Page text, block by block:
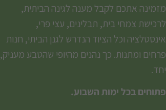
מזמינה אתכם לקבל מענה לגינה הביתית,
לרכישת צמחי בית, תבלינים, עצי פרי,
אינסטלציה וכל הציוד הנדרש לגנן הביתי, חנות
פרחים ומתנות. כך נהנים מהיופי שהטבע מעניק,
יחד.
פתוחים בכל ימות השבוע.